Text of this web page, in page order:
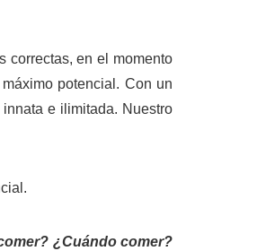
correctas, en el momento
potencial. Con un
e ilimitada. Nuestro
¿Cuándo comer?